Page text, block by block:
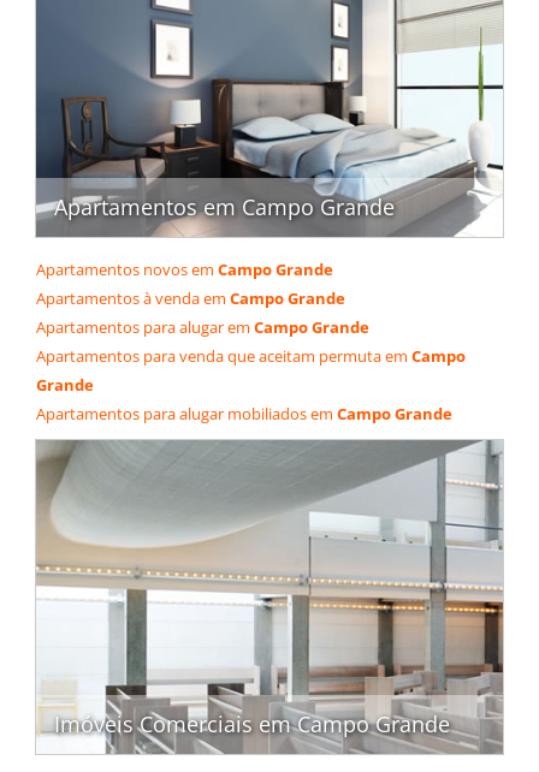
Apartamentos em Campo Grande
Apartamentos novos em Campo Grande
Apartamentos à venda em Campo Grande
Apartamentos para alugar em Campo Grande
Apartamentos para venda que aceitam permuta em Campo
Grande
Apartamentos para alugar mobiliados em Campo Grande
Imóveis Comerciais em Campo Grande